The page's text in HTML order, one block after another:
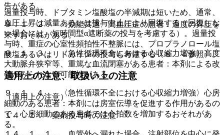
過量投与時、ドブタミン塩酸塩の半減期は短いため、通常、
血圧上昇は減量あるいは投与中止により回復する（回復しな
い場合には、短時間型α遮断薬の投与を考慮する）。過量投
与時、重症の心室性頻拍性不整脈には、プロプラノロール塩
酸塩あるいはリドカインの投与も考慮する〔８．４参照〕。
適用上の注意、取扱い上の注意
（適用上の注意）
１４．１． 薬剤投与時の注意
告がある。
９．１．２． 〈効能共通〉高血圧症の患者：過度の昇圧を
来すおそれがある。
９．１．３． 〈急性循環不全における心収縮力増強〉高度
大動脈弁狭窄等、重篤な血流閉塞がある患者：本剤による改
善がみられない可能性がある。
９．１．４． 〈急性循環不全における心収縮力増強〉心房
細動のある患者：本剤には房室伝導を促進する作用があるの
で、心房細動のある患者では心拍数を増加するおそれがあ
る。